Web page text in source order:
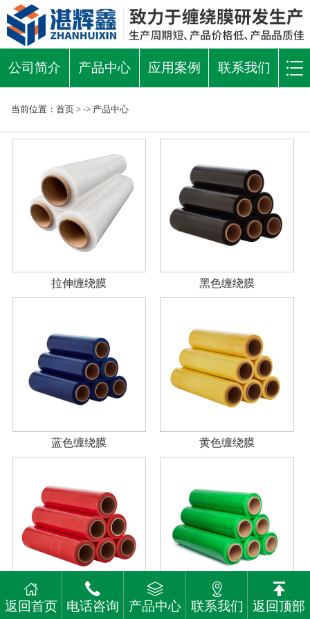
公司简介 产品中心 应用案例 联系我们
当前位置： 首页 > -> 产品中心
拉伸缠绕膜 黑色缠绕膜
蓝色缠绕膜 黄色缠绕膜
红色缠绕膜 绿色缠绕膜
返回首页 电话咨询 产品中心 联系我们 返回顶部